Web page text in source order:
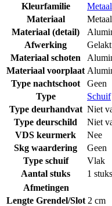
Kleurfamilie
Metaal
Materiaal
Metaal
Materiaal (detail)
Afwerking
Gelakt
Materiaal schoten
Materiaal voorplaat
Type nachtschoot
Geen
Type
Schuif
Type deurhandvat Niet
Type deurschild
Niet
VDS keurmerk
Nee
Skg waardering
Geen
Type schuif
Vlak
Aantal stuks
1 stuks
Afmetingen
Lengte Grendel/Slot 2 cm